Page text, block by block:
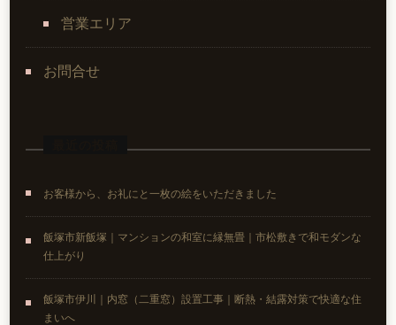
営業エリア
お問合せ
お客様から、お礼にと一枚の絵をいただきました
飯塚市新飯塚｜マンションの和室に縁無畳｜市松敷きで和モダンな
仕上がり
飯塚市伊川｜内窓（二重窓）設置工事｜断熱・結露対策で快適な住
まいへ